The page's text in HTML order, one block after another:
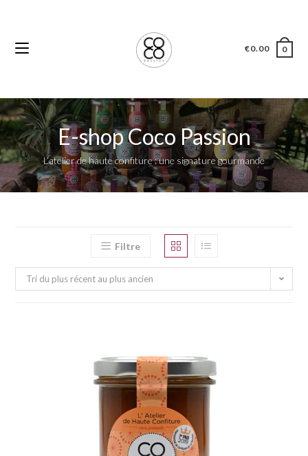
€0.00 0
E-shop Coco Passion
L’atelier de haute confiture : une signature gourmande
Filtre
Tri du plus récent au plus ancien